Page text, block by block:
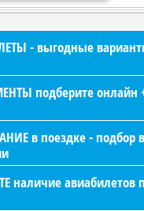
- выгодные
подберите онлайн
в поездке - подбор
наличие авиабилетов